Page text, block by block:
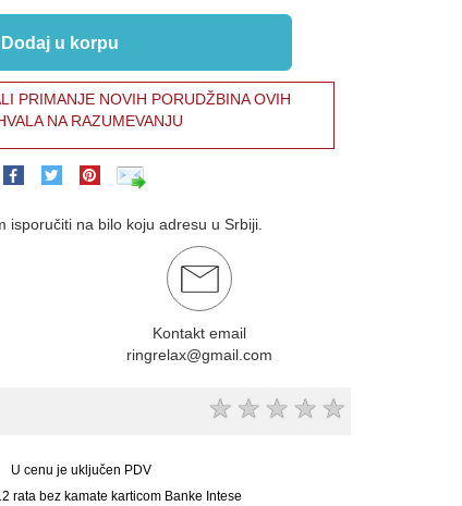
Dodaj u korpu
PRIMANJE NOVIH PORUDŽBINA OVIH
NA RAZUMEVANJU
isporučiti na bilo koju adresu u Srbiji.
Kontakt email
ringrelax@gmail.com
★ ★ ★ ★ ★
U cenu je uključen PDV
rata bez kamate karticom Banke Intese